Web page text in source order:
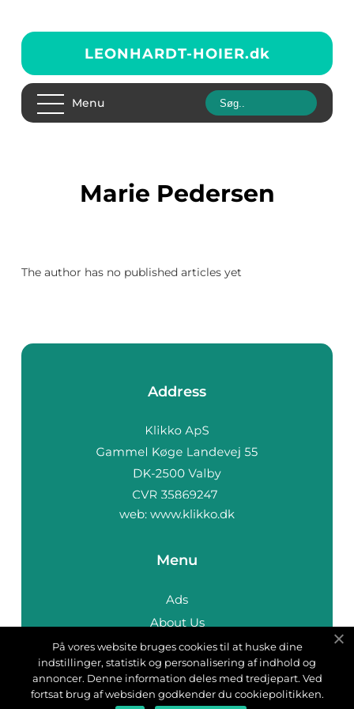
LEONHARDT-HOIER.dk
Menu
Marie Pedersen
The author has no published articles yet
Address
web: www.klikko.dk
Menu
Ads
About Us
Cookies
Contact
Sitemap
På vores website bruges cookies til at huske dine
indstillinger, statistik og personalisering af indhold og
annoncer. Denne information deles med tredjepart. Ved
fortsat brug af websiden godkender du cookiepolitikken.